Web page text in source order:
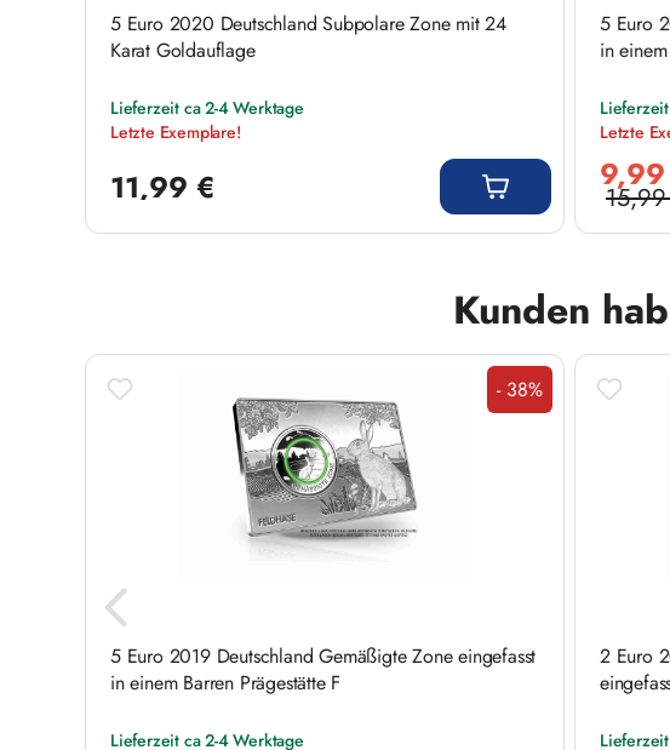
5 Euro 2020 Deutschland Subpolare Zone mit 24
Karat Goldauflage
Lieferzeit ca 2-4 Werktage
Letzte Exemplare!
11,99 €
5 Euro
in
Letzte
Regulärer
Kunden
Rabatt
- 38%
5 Euro 2019 Deutschland Gemäßigte Zone eingefasst
in einem Barren Prägestätte F
Lieferzeit ca 2-4 Werktage
2 Euro